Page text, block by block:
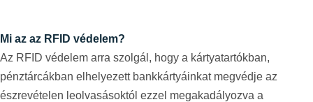
Mi az az RFID védelem?
Az RFID védelem arra szolgál, hogy a kártyatartókban,
pénztárcákban elhelyezett bankkártyáinkat megvédje az
észrevételen leolvasásoktól ezzel megakadályozva a